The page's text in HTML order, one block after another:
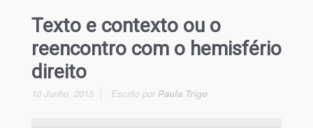
Texto e contexto ou o
reencontro com o hemisfério
direito
10 Junho, 2015 Escrito por Paula Trigo